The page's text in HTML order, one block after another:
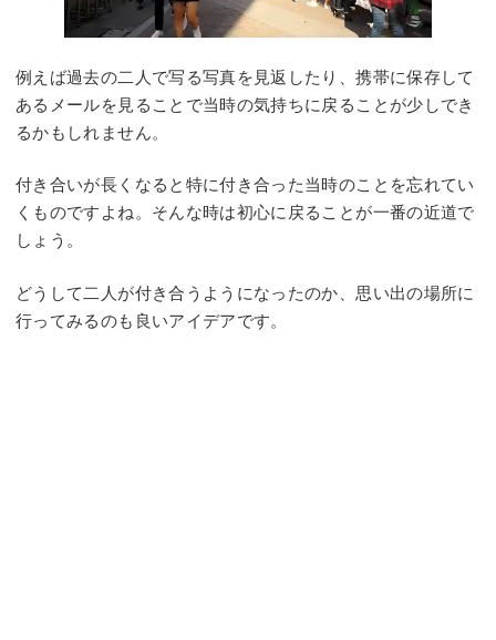
例えば過去の二人で写る写真を見返したり、携帯に保存して
あるメールを見ることで当時の気持ちに戻ることが少しでき
るかもしれません。
付き合いが長くなると特に付き合った当時のことを忘れてい
くものですよね。そんな時は初心に戻ることが一番の近道で
しょう。
どうして二人が付き合うようになったのか、思い出の場所に
行ってみるのも良いアイデアです。